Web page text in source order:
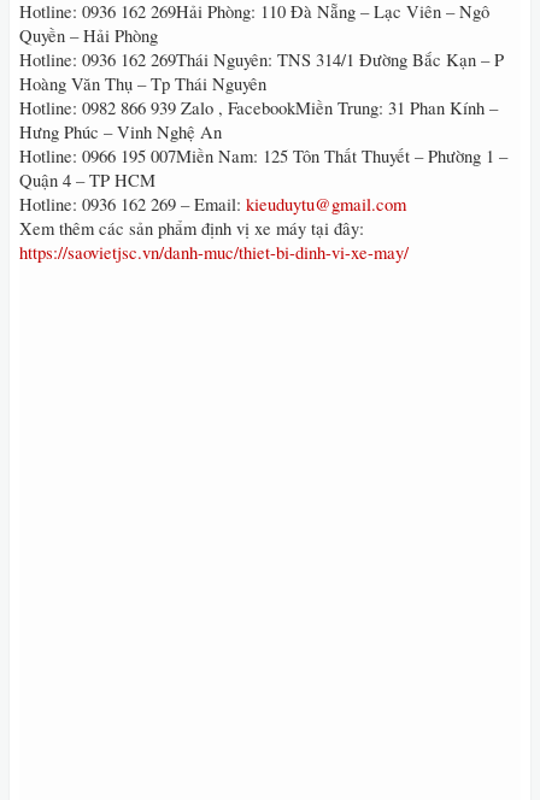
Hotline: 0936 162 269Hải Phòng: 110 Đà Nẵng – Lạc Viên – Ngô
Quyền – Hải Phòng
Hotline: 0936 162 269Thái Nguyên: TNS 314/1 Đường Bắc Kạn – P
Hoàng Văn Thụ – Tp Thái Nguyên
Hotline: 0982 866 939 Zalo , FacebookMiền Trung: 31 Phan Kính –
Hưng Phúc – Vinh Nghệ An
Hotline: 0966 195 007Miền Nam: 125 Tôn Thất Thuyết – Phường 1 –
Quận 4 – TP HCM
Hotline: 0936 162 269 – Email: kieuduytu@gmail.com
Xem thêm các sản phẩm định vị xe máy tại đây:
https://saovietjsc.vn/danh-muc/thiet-bi-dinh-vi-xe-may/